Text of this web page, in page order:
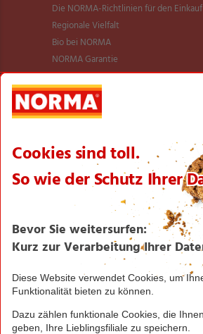
Die NORMA-Richtlinien für den Einkauf
Regionale Vielfalt
Bio bei NORMA
NORMA Garantie
NORMA Qualität
Verantwortung
Aktionsartikel
Einkaufsliste
Zahlungsabwicklung
NORMA bei Facebook & Instagram
Barrierefreiheitserklärung
Unternehmen
Über NORMA
Organisation
International
Logistik
Filialnetz